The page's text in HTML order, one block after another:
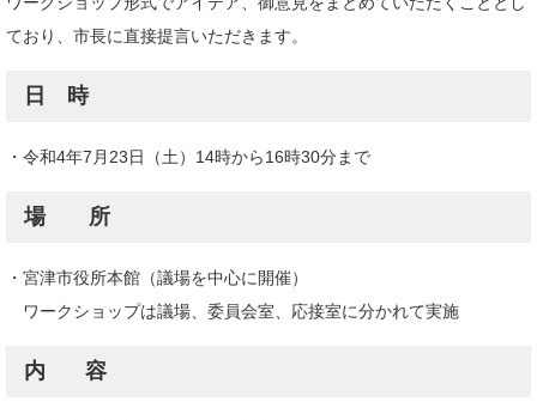
ており、市長に直接提言いただきます。
日 時
・令和4年7月23日（土）14時から16時30分まで
場 所
・宮津市役所本館（議場を中心に開催）
​ ワークショップは議場、委員会室、応接室に分かれて実施
内 容